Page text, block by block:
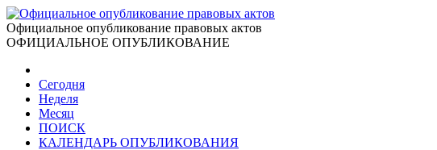
Официальное опубликование правовых актов
ОФИЦИАЛЬНОЕ ОПУБЛИКОВАНИЕ
Сегодня
Неделя
Месяц
ПОИСК
КАЛЕНДАРЬ ОПУБЛИКОВАНИЯ